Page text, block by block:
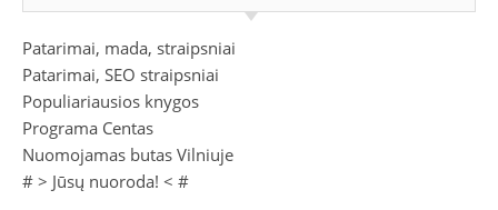
Patarimai, mada, straipsniai
Patarimai, SEO straipsniai
Populiariausios knygos
Programa Centas
Nuomojamas butas Vilniuje
# > Jūsų nuoroda! < #